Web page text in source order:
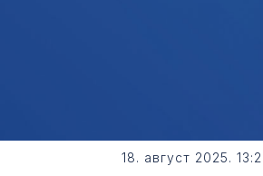
18. август 2025.